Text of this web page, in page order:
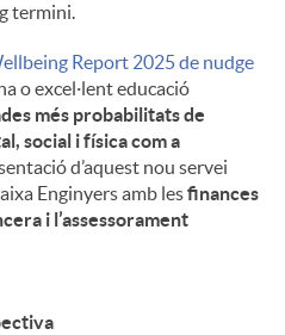
termini.
Report 2025 de nudge
o excel·lent educació
més probabilitats de
social i física com a
d’aquest nou servei
Enginyers amb lesfinances
i l’assessorament